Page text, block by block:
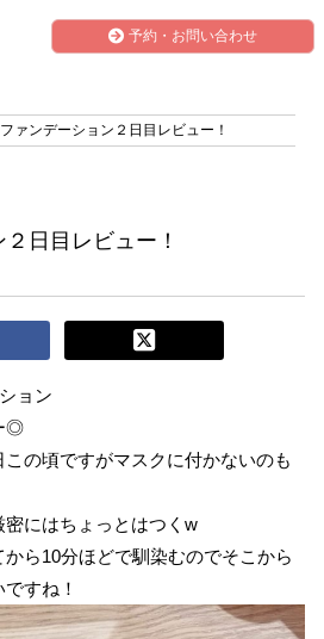
予約・お問い合わせ
ァンデーション２日目レビュー！
日目レビュー！
ョン
◎
の頃ですがマスクに付かないのも
密にはちょっとはつくw
ら10分ほどで馴染むのでそこから
すね！